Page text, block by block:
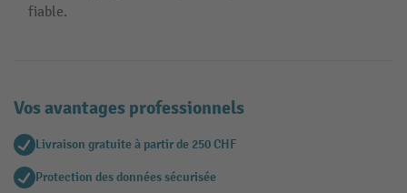
fiable.
Vos avantages professionnels
Livraison gratuite à partir de 250 CHF
Protection des données sécurisée